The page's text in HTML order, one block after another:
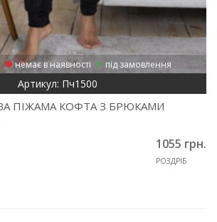
немає в наявності під замовлення
Артикул: Пч1500
ПІЖАМА КОФТА З БРЮКАМИ
1055 грн.
РОЗДРІБ